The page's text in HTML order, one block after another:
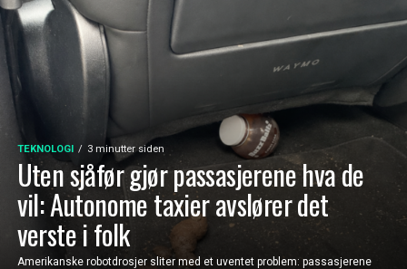
TEKNOLOGI 3 minutter siden
Uten sjåfør gjør passasjerene hva de
vil: Autonome taxier avslører det
verste i folk
Amerikanske robotdrosjer sliter med et uventet problem: passasjerene